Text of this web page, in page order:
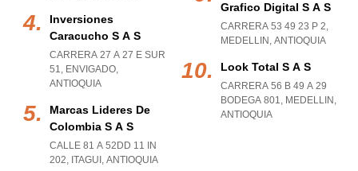
Inversiones
Caracucho S A S
CARRERA 27 A 27 E SUR
51, ENVIGADO,
ANTIOQUIA
Marcas Lideres De
Colombia S A S
CALLE 81 A 52DD 11 IN
202, ITAGUI , ANTIOQUIA
Grafico Digital S A S
CARRERA 53 49 23 P 2,
MEDELLIN , ANTIOQUIA
Look Total S A S
CARRERA 56 B 49 A 29
BODEGA 801, MEDELLIN ,
ANTIOQUIA